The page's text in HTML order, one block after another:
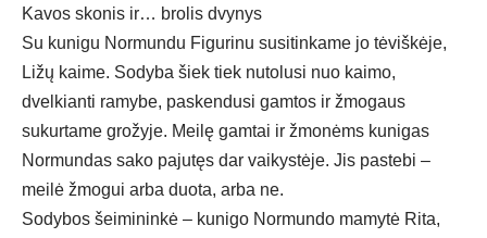
Kavos skonis ir… brolis dvynys
Su kunigu Normundu Figurinu susitinkame jo tėviškėje,
Ližų kaime. Sodyba šiek tiek nutolusi nuo kaimo,
dvelkianti ramybe, paskendusi gamtos ir žmogaus
sukurtame grožyje. Meilę gamtai ir žmonėms kunigas
Normundas sako pajutęs dar vaikystėje. Jis pastebi –
meilė žmogui arba duota, arba ne.
Sodybos šeimininkė – kunigo Normundo mamytė Rita,